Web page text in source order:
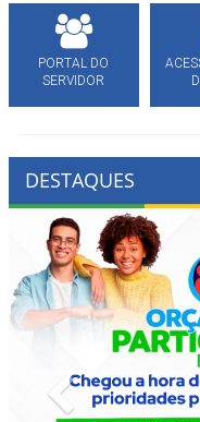
PORTAL DO
SERVIDOR
DESTAQUES
Previous